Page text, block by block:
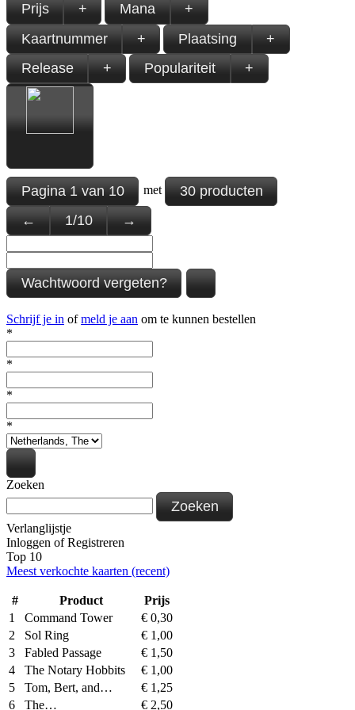
Prijs
+ Mana
+
Kaartnummer
+ Plaatsing
+
Release
+ Populariteit +
Pagina1van10 met
30 producten
←
1/10 →
Wachtwoord vergeten?
Schrijf je in ofmeld je aan om te kunnen bestellen
*
*
*
*
Zoeken
Zoeken
Verlanglijstje
Inloggen ofRegistreren
Top 10
Meest verkochte kaarten (recent)
# Product
Prijs
1
Command Tower € 0,30
2
Sol Ring € 1,00
3
Fabled Passage € 1,50
4
The Notary Hobbits € 1,00
5
Tom, Bert, and… € 1,25
6
The… € 2,50